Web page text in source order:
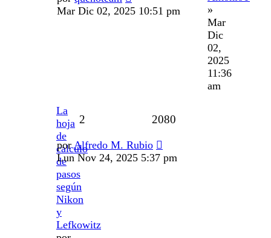
»
Mar
Dic
02,
2025
11:36
am
Mar Dic 02, 2025 10:51 pm
La
hoja
de
calculo
de
pasos
según
Nikon
y
Lefkowitz
2 2080
porAlfredo M. Rubio
Lun Nov 24, 2025 5:37 pm